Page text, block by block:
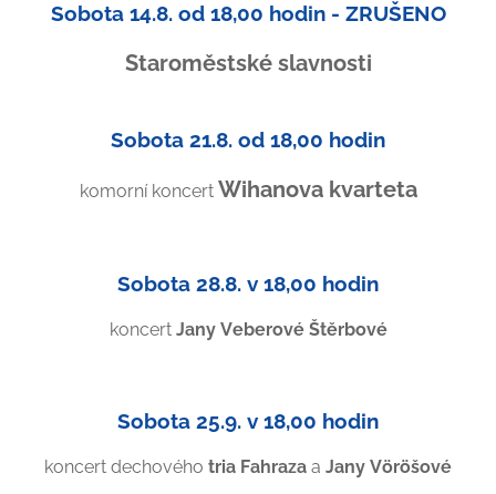
Sobota 14.8. od 18,00 hodin - ZRUŠENO
Staroměstské slavnosti
Sobota 21.8. od 18,00 hodin
komorní koncert Wihanova kvarteta
Sobota 28.8. v 18,00 hodin
koncertJany Veberové Štěrbové
Sobota 25.9. v 18,00 hodin
koncert dechového tria Fahraza a Jany Vöröšové